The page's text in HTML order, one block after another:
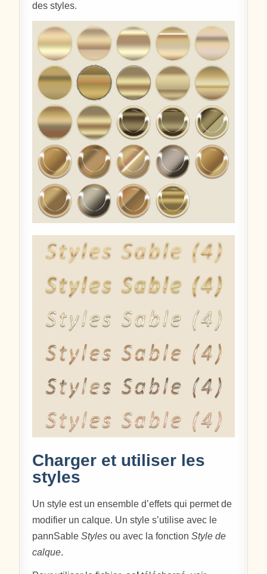
des styles.
Charger et utiliser les
styles
Un style est un ensemble d’effets qui permet de
modifier un calque. Un style s’utilise avec le
pannSableStyles ou avec la fonctionStyle de
calque.